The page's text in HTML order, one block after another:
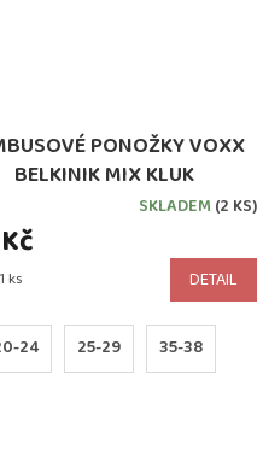
PONOŽKY VOXX
BELKINIK MIX KLUK
SKLADEM (2 KS)
ks DETAIL
24 25-29 35-38